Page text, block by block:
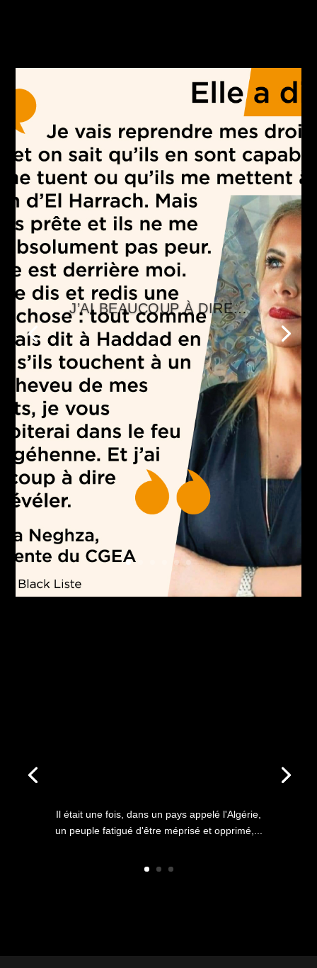
J’AI BEAUCOUP À DIRE…
Il était une fois, dans un pays appelé l'Algérie,
un peuple fatigué d'être méprisé et opprimé,...